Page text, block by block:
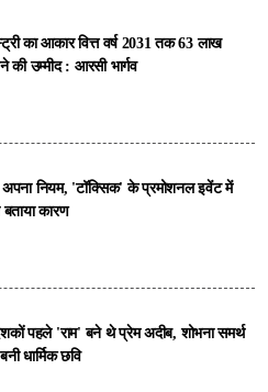
का आकार वित्त वर्ष 2031 तक 63 लाख
उम्मीद : आरसी भार्गव
अपना नियम, 'टॉक्सिक' के प्रमोशनल इवेंट में
कारण
पहले 'राम' बने थे प्रेम अदीब, शोभना समर्थ
धार्मिक छवि